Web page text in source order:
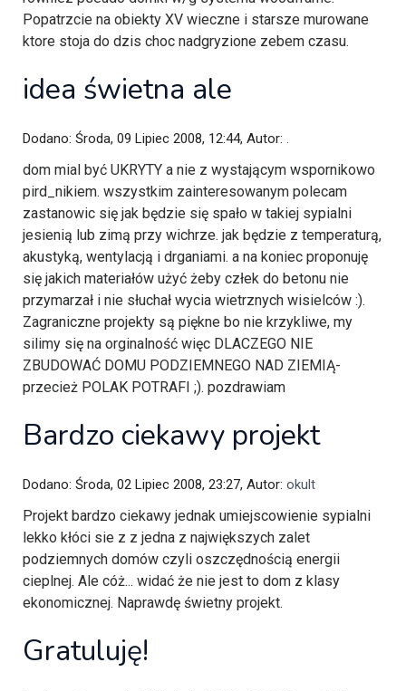
Popatrzcie na obiekty XV wieczne i starsze murowane
ktore stoja do dzis choc nadgryzione zebem czasu.
idea świetna ale
Dodano: Środa, 09 Lipiec 2008, 12:44, Autor: .
dom mial być UKRYTY a nie z wystającym wspornikowo
pird_nikiem. wszystkim zainteresowanym polecam
zastanowic się jak będzie się spało w takiej sypialni
jesienią lub zimą przy wichrze. jak będzie z temperaturą,
akustyką, wentylacją i drganiami. a na koniec proponuję
się jakich materiałów użyć żeby człek do betonu nie
przymarzał i nie słuchał wycia wietrznych wisielców :).
Zagraniczne projekty są piękne bo nie krzykliwe, my
silimy się na orginalność więc DLACZEGO NIE
ZBUDOWAĆ DOMU PODZIEMNEGO NAD ZIEMIĄ-
przecież POLAK POTRAFI ;). pozdrawiam
Bardzo ciekawy projekt
Dodano: Środa, 02 Lipiec 2008, 23:27, Autor: okult
Projekt bardzo ciekawy jednak umiejscowienie sypialni
lekko kłóci sie z z jedna z największych zalet
podziemnych domów czyli oszczędnością energii
cieplnej. Ale cóż... widać że nie jest to dom z klasy
ekonomicznej. Naprawdę świetny projekt.
Gratuluję!